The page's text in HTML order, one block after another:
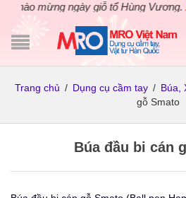
mừng ngày giỗ tổ Hùng Vương.
Trang chủ / Dụng cụ cầm tay / Búa,
gỗ Smato
Búa đầu bi cán